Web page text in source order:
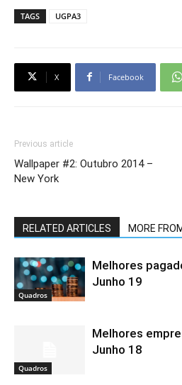
TAGS UGPA3
X Facebook
Previous article
Wallpaper #2: Outubro 2014 –
New York
RELATED ARTICLES MORE
Quadros
Melhores
Junho 19
Quadros
Melhores
Junho 18